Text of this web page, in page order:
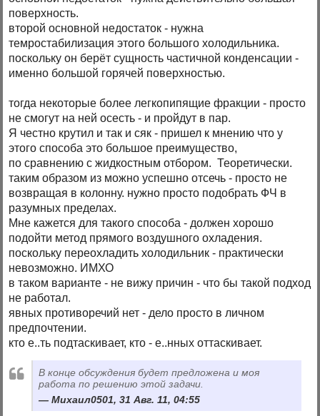
поверхность.
второй основной недостаток - нужна
темростабилизация этого большого холодильника.
поскольку он берёт сущность частичной конденсации -
именно большой горячей поверхностью.
тогда некоторые более легкопипящие фракции - просто
не смогут на ней осесть - и пройдут в пар.
Я честно крутил и так и сяк - пришел к мнению что у
этого способа это большое преимущество,
по сравнению с жидкостным отбором. Теоретически.
таким образом из можно успешно отсечь - просто не
возвращая в колонну. нужно просто подобрать ФЧ в
разумных пределах.
Мне кажется для такого способа - должен хорошо
подойти метод прямого воздушного охладения.
поскольку переохладить холодильник - практически
невозможно. ИМХО
в таком варианте - не вижу причин - что бы такой подход
не работал.
явных противоречий нет - дело просто в личном
предпочтении.
кто е..ть подтаскивает, кто - е..нных оттаскивает.
В конце обсуждения будет предложена и моя
работа по решению этой задачи.
Михаил0501, 31 Авг. 11, 04:55